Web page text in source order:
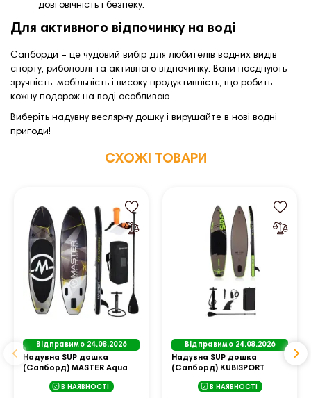
довговічність і безпеку.
Для активного відпочинку на воді
Сапборди – це чудовий вибір для любителів водних видів
спорту, риболовлі та активного відпочинку. Вони поєднують
зручність, мобільність і високу продуктивність, що робить
кожну подорож на воді особливою.
Виберіть надувну веслярну дошку і вирушайте в нові водні
пригоди!
СХОЖІ ТОВАРИ
Відправимо 24.08.2026
Надувна SUP дошка
(Сапборд) MASTER Aqua
В НАЯВНОСТІ
Відправимо 24.08.2026
Надувна SUP дошка
(Сапборд) KUBISPORT
В НАЯВНОСТІ